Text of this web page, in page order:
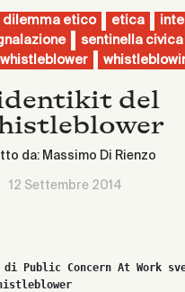
dilemma etico etica
sentinella civica
whistleblower
del
da: Massimo Di Rienzo
12 Settembre 2014
Public Concern At Work